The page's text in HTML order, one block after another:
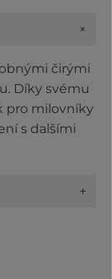
+
čirými
Díky svému
pro milovníky
s dalšími
+